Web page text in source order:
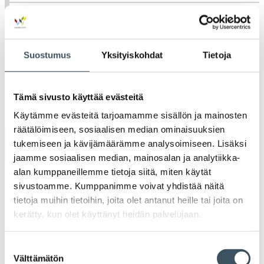
Suostumus Yksityiskohdat Tietoja
Tämä sivusto käyttää evästeitä
Käytämme evästeitä tarjoamamme sisällön ja mainosten
räätälöimiseen, sosiaalisen median ominaisuuksien
tukemiseen ja kävijämäärämme analysoimiseen. Lisäksi
jaamme sosiaalisen median, mainosalan ja analytiikka-
alan kumppaneillemme tietoja siitä, miten käytät
sivustoamme. Kumppanimme voivat yhdistää näitä
tietoja muihin tietoihin, joita olet antanut heille tai joita on
kerätty, kun olet käyttänyt heidän palvelujaan.
valinta
Välttämätön
Julkaisut
Medialle
Arkistot
2025